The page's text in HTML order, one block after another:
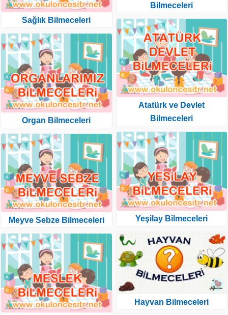
Sağlık Bilmeceleri
Organ Bilmeceleri
Meyve Sebze Bilmeceleri
Bilmeceleri
Atatürk ve Devlet
Bilmeceleri
Yeşilay Bilmeceleri
Hayvan Bilmeceleri